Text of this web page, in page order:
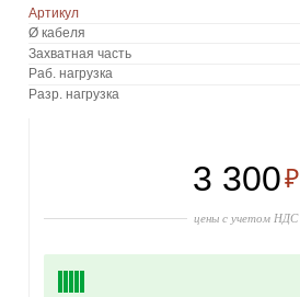
Артикул
Ø кабеля
Захватная часть
Раб. нагрузка
Разр. нагрузка
3 300₽
цены с учетом НДС